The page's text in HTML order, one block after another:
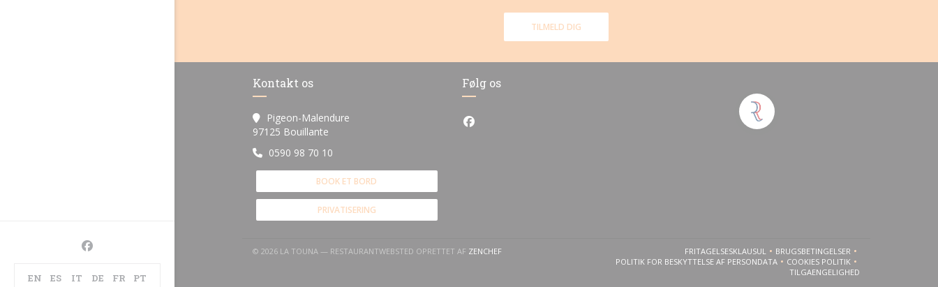
Facebook ((åbner i et nyt vindue))
EN ES IT DE FR PT
TILMELD DIG
Kontakt os
Pigeon-Malendure
97125 Bouillante
0590 98 70 10
BOOK ET BORD
PRIVATISERING
Følg os
Facebook ((åbner i et nyt vindue))
© 2026 LA TOUNA — RESTAURANTWEBSTED OPRETTET AF ZENCHEF((ÅBNER I ET NYT VINDUE)) FRITAGELSESKLAUSUL((ÅBNER I ET NYT VINDUE))
BRUGSBETINGELSER((ÅBNER I ET NYT VINDUE))
POLITIK FOR BESKYTTELSE AF PERSONDATA
((ÅBNER I ET NYT VINDUE))COOKIES POLITIK((ÅBNER I ET NYT VINDUE))
TILGAENGELIGHED((ÅBNER I ET NYT VINDUE))